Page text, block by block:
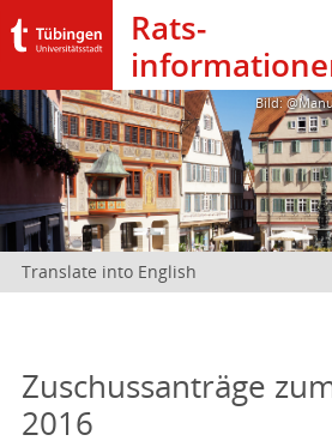
Rats­
Bild:
Translate into English
Zuschussanträge
2016